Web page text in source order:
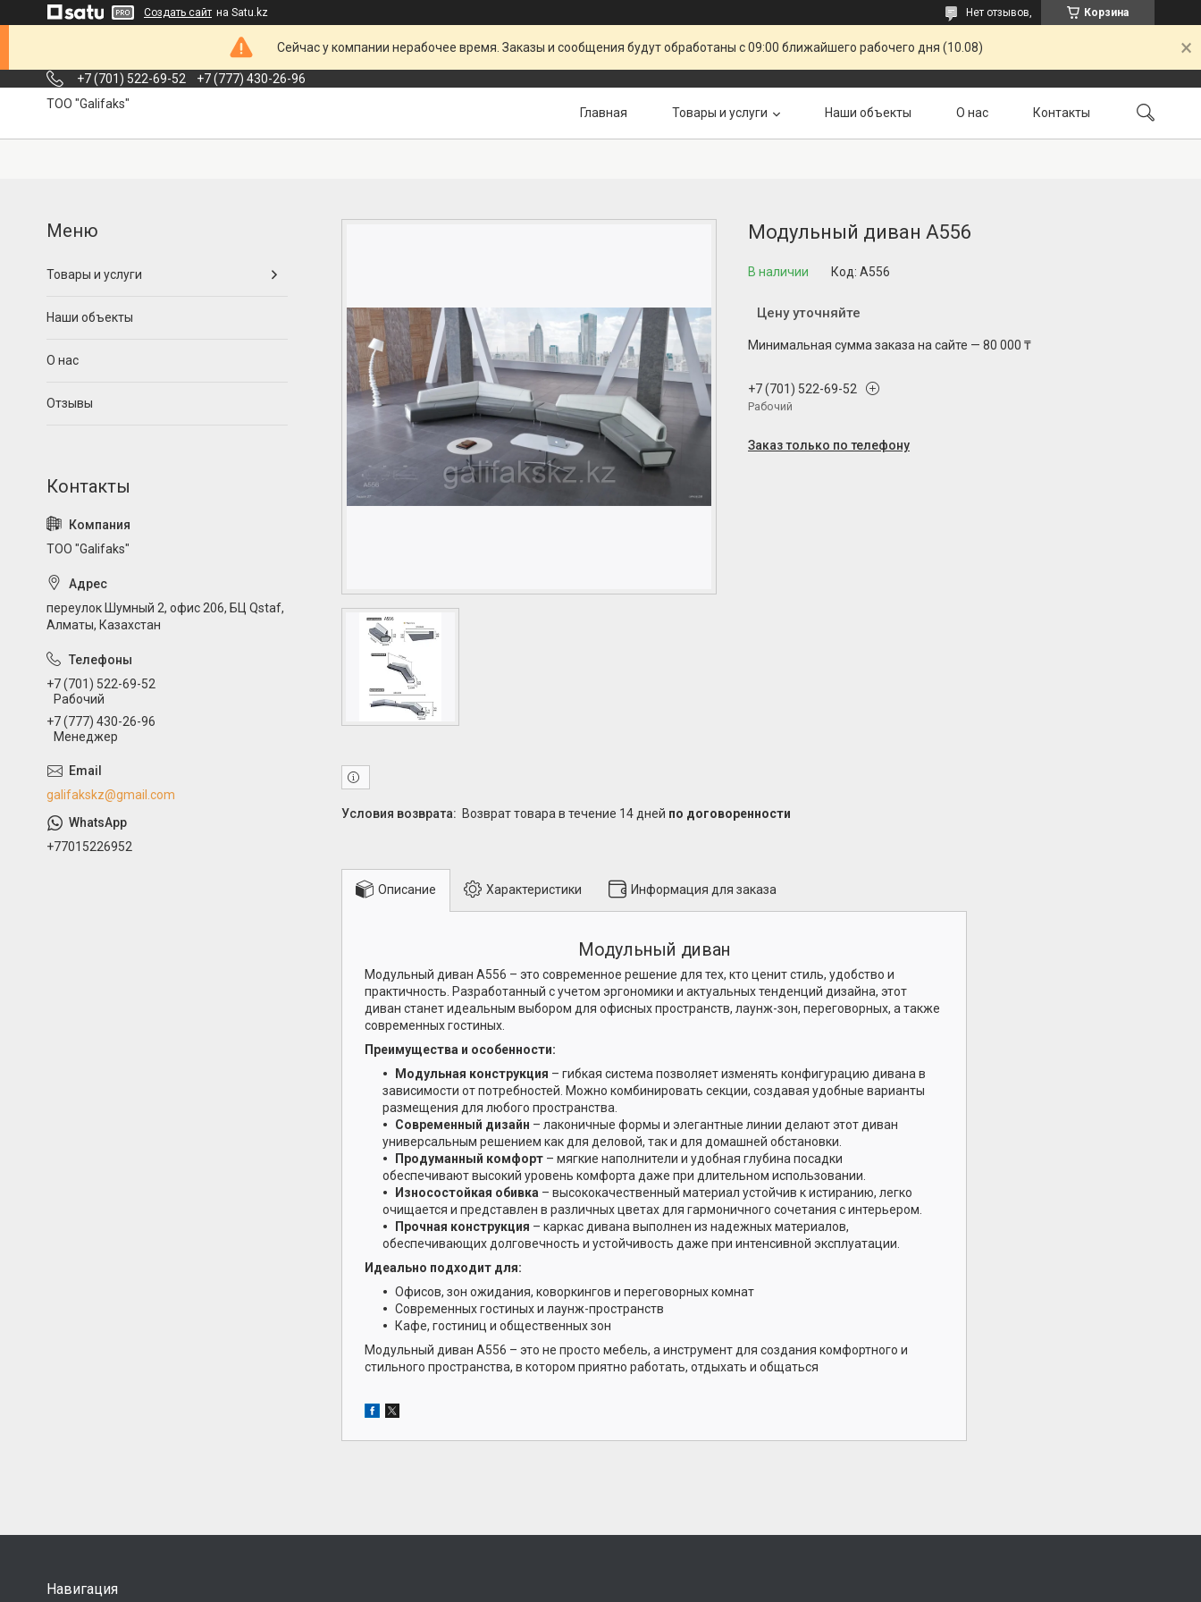
Создать сайт на Satu.kz Корзина
Нет отзывов,
Сейчас у компании нерабочее время. Заказы и сообщения будут обработаны с 09:00 ближайшего рабочего дня (10.08)
+7 (701) 522-69-52
+7 (777) 430-26-96
ТОО "Galifaks"
Главная Товары и услуги Наши объекты О нас Контакты
Модульный диван A556
В наличии Код: A556
Цену уточняйте
Минимальная сумма заказа на сайте — 80 000 ₸
+7 (701) 522-69-52
Рабочий
Заказ только по телефону
возврат товара в течение 14 дней по договоренности
Описание Характеристики Информация для заказа
Модульный диван
Модульный диван A556 – это современное решение для тех, кто ценит стиль, удобство и
практичность. Разработанный с учетом эргономики и актуальных тенденций дизайна, этот
диван станет идеальным выбором для офисных пространств, лаунж-зон, переговорных, а также
современных гостиных.
Преимущества и особенности:
Модульная конструкция – гибкая система позволяет изменять конфигурацию дивана в
зависимости от потребностей. Можно комбинировать секции, создавая удобные варианты
размещения для любого пространства.
Современный дизайн – лаконичные формы и элегантные линии делают этот диван
универсальным решением как для деловой, так и для домашней обстановки.
Продуманный комфорт – мягкие наполнители и удобная глубина посадки
обеспечивают высокий уровень комфорта даже при длительном использовании.
Износостойкая обивка – высококачественный материал устойчив к истиранию, легко
очищается и представлен в различных цветах для гармоничного сочетания с интерьером.
Прочная конструкция – каркас дивана выполнен из надежных материалов,
обеспечивающих долговечность и устойчивость даже при интенсивной эксплуатации.
Идеально подходит для:
Офисов, зон ожидания, коворкингов и переговорных комнат
Современных гостиных и лаунж-пространств
Кафе, гостиниц и общественных зон
Модульный диван A556 – это не просто мебель, а инструмент для создания комфортного и
стильного пространства, в котором приятно работать, отдыхать и общаться
Товары и услуги
Наши объекты
О нас
Отзывы
ТОО "Galifaks"
переулок Шумный 2, офис 206, БЦ Qstaf,
Алматы, Казахстан
+7 (701) 522-69-52
Рабочий
+7 (777) 430-26-96
Менеджер
galifakskz@gmail.com
+77015226952
Навигация